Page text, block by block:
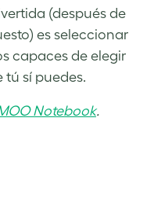
(después de
es seleccionar
capaces de elegir
tú sí puedes.
Notebook.